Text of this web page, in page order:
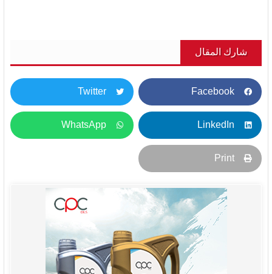
شارك المقال
Facebook
Twitter
LinkedIn
WhatsApp
Print